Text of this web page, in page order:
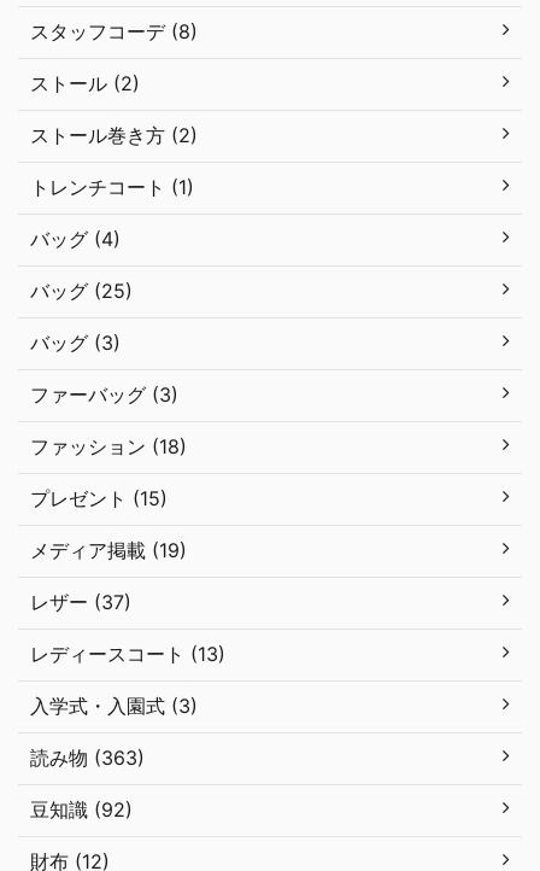
スタッフコーデ (8)
ストール (2)
ストール巻き方 (2)
トレンチコート (1)
バッグ (4)
バッグ (25)
バッグ (3)
ファーバッグ (3)
ファッション (18)
プレゼント (15)
メディア掲載 (19)
レザー (37)
レディースコート (13)
入学式・入園式 (3)
読み物 (363)
豆知識 (92)
財布 (12)